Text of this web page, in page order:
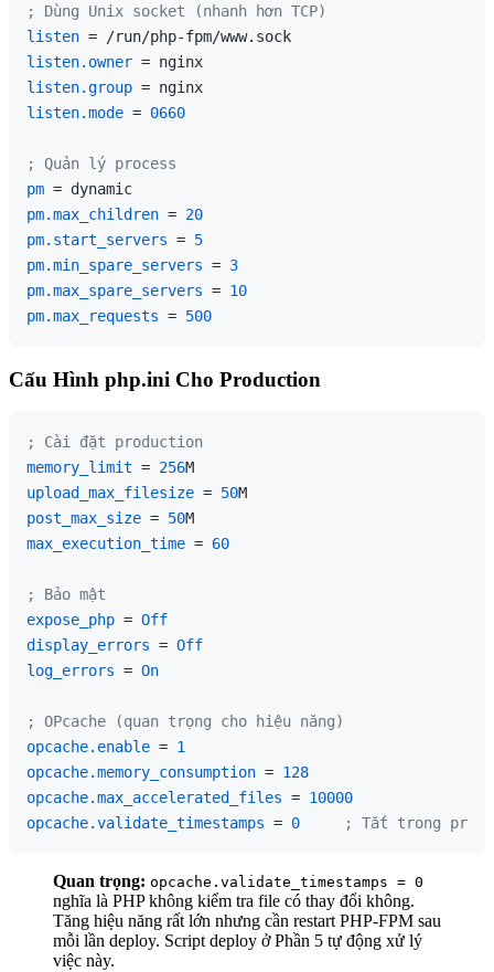
; Dùng Unix socket (nhanh hơn TCP)
listen
listen.owner
listen.group
listen.mode = 0660
; Quản lý process
pm
pm.max_children = 20
pm.start_servers = 5
pm.min_spare_servers = 3
pm.max_spare_servers = 10
pm.max_requests = 500
Cấu Hình php.ini Cho Production
; Cài đặt production
memory_limit = 256
upload_max_filesize = 50
post_max_size = 50
max_execution_time = 60
; Bảo mật
expose_php = Off
display_errors = Off
log_errors = On
; OPcache (quan trọng cho hiệu năng)
opcache.enable = 1
opcache.memory_consumption = 128
opcache.max_accelerated_files = 10000
opcache.validate_timestamps = 0 ; Tắt trong
Quan trọng: opcache.validate_timestamps = 0
nghĩa là PHP không kiểm tra file có thay đổi không.
Tăng hiệu năng rất lớn nhưng cần restart PHP-FPM sau
mỗi lần deploy. Script deploy ở Phần 5 tự động xử lý
việc này.